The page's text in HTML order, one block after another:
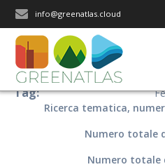
info@greenatlas.cloud
Tag:
Ricerca tematica,
Numero totale
Numero totale